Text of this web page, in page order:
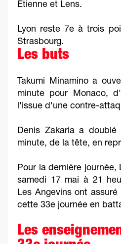
Étienne et Lens.
Lyon reste 7e à trois
Strasbourg.
Les buts
Takumi Minamino a
minute pour Monaco,
l'issue d'une contre-
Denis Zakaria a
minute, de la tête, en
Pour la dernière journée,
samedi 17 mai à 21
Les Angevins ont
cette 33e journée en
Les